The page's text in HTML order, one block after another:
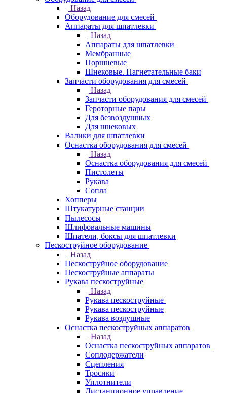
Назад
Оборудование для смесей
Аппараты для шпатлевки
Назад
Аппараты для шпатлевки
Мембранные
Поршневые
Шнековые. Нагнетательные баки
Запчасти оборудования для смесей
Назад
Запчасти оборудования для смесей
Героторные пары
Для безвоздушных
Для шнековых
Валики для шпатлевки
Оснастка оборудования для смесей
Назад
Оснастка оборудования для смесей
Пистолеты
Рукава
Сопла
Хопперы
Штукатурные станции
Пылесосы
Шлифовальные машины
Шпатели, боксы для шпатлевки
Пескоструйное оборудование
Назад
Пескоструйное оборудование
Пескоструйные аппараты
Рукава пескоструйные
Назад
Рукава пескоструйные
Рукава пескоструйные
Рукава воздушные
Оснастка пескоструйных аппаратов
Назад
Оснастка пескоструйных аппаратов
Соплодержатели
Сцепления
Тросики
Уплотнители
Дистанционное управление